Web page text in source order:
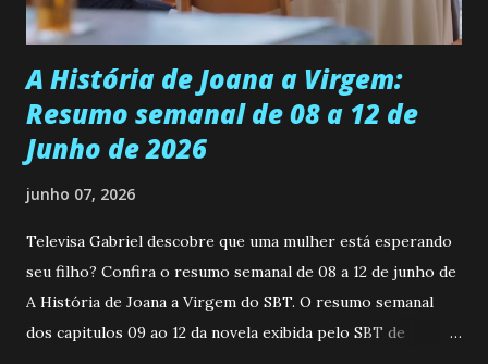
Durante um exame ginecológico, ela é inseminada por eng...
A História de Joana a Virgem:
Resumo semanal de 08 a 12 de
Junho de 2026
junho 07, 2026
Televisa Gabriel descobre que uma mulher está esperando
seu filho? Confira o resumo semanal de 08 a 12 de junho de
A História de Joana a Virgem do SBT. O resumo semanal
dos capitulos 09 ao 12 da novela exibida pelo SBT de